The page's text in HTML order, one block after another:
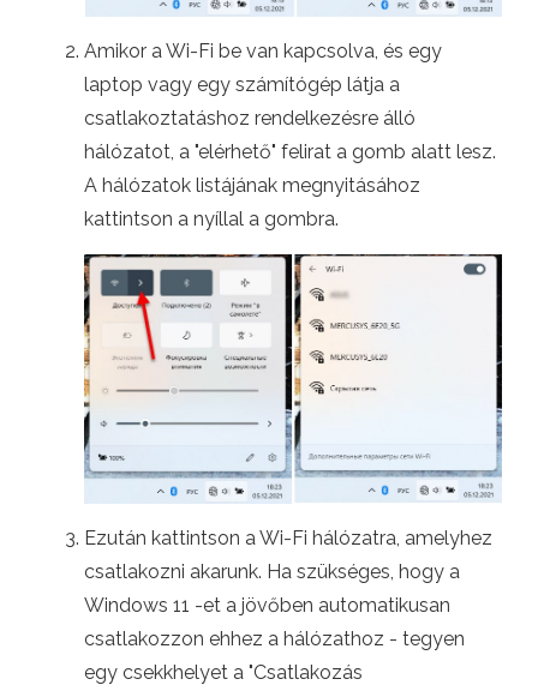
Amikor a Wi-Fi be van kapcsolva, és egy
laptop vagy egy számítógép látja a
csatlakoztatáshoz rendelkezésre álló
hálózatot, a "elérhető" felirat a gomb alatt lesz.
A hálózatok listájának megnyitásához
kattintson a nyíllal a gombra.
Ezután kattintson a Wi-Fi hálózatra, amelyhez
csatlakozni akarunk. Ha szükséges, hogy a
Windows 11 -et a jövőben automatikusan
csatlakozzon ehhez a hálózathoz - tegyen
egy csekkhelyet a "Csatlakozás